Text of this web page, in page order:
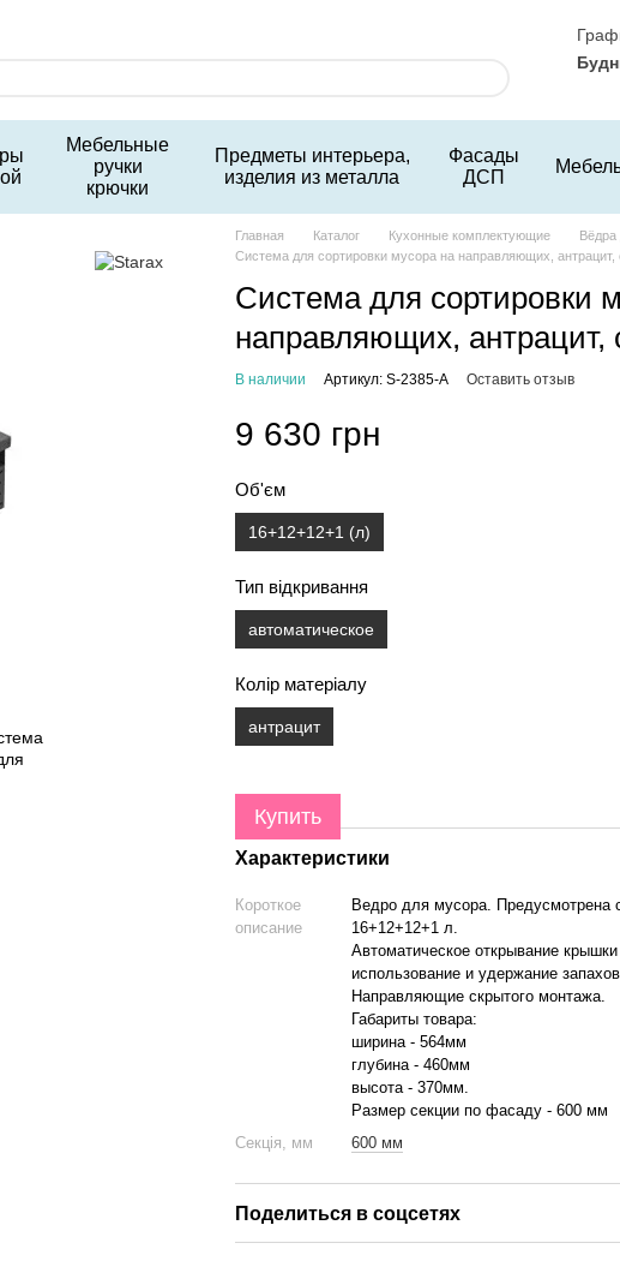
Мебельные
ручки
крючки
Предметы интерьера,
изделия из металла
Фасады
ДСП
Главная Каталог Кухонные комплектующие
Вёдра
Система для сортировки мусора на направляющих,
Система для сортировки
направляющих,
В наличии Артикул: S-2385-A Оставить отзыв
9 630 грн
Об'єм
16+12+12+1 (л)
Тип відкривання
автоматическое
Колір матеріалу
антрацит
Купить
Характеристики
Короткое
описание
Ведро для мусора. Предусмотрена
16+12+12+1 л.
Автоматическое открывание
использование и удержание
Направляющие скрытого монтажа.
Габариты товара:
ширина - 564мм
глубина - 460мм
высота - 370мм.
Размер секции по фасаду - 600 мм
Секція, мм
600 мм
Поделиться в соцсетях